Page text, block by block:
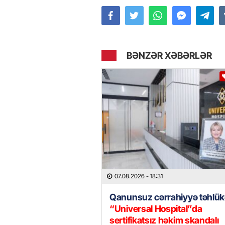
BƏNZƏR XƏBƏRLƏR
07.08.2026 - 18:31
Qanunsuz cərrahiyyə
“Universal Hospital”da
sertifikatsız həkim skandalı